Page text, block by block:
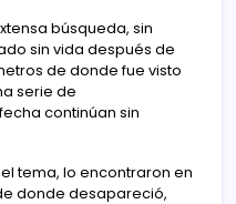
búsqueda, sin
sin vida después de
de donde fue visto
serie de
continúan sin
tema, lo encontraron en
donde desapareció,